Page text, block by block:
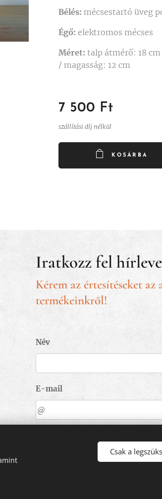
Bélés: mécsestartó üveg
Égő: elektromos mécses
Méret: talp átmérő: 18
/ magasság: 12 cm
7 500 Ft
szállítási díj nélkül
KOSÁRBA
Iratkozz fel
Kérem az értesítéseket az
termékeinkről!
Név
E-mail
Csak a